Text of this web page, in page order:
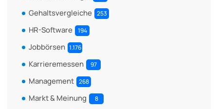
Gehaltsvergleiche 253
HR-Software 194
Jobbörsen 1.176
Karrieremessen 97
Management 268
Markt & Meinung 8